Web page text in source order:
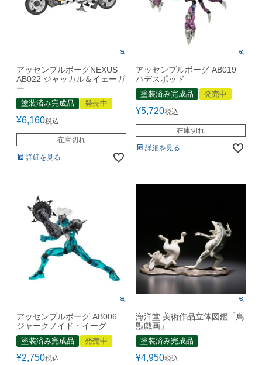
アッセンブルボーグNEXUS
AB022 ジャッカル＆イェーガ
ー
塗装済み完成品 発売中
¥6,160税込
在庫切れ
詳細を見る
アッセンブルボーグ AB019
ハデスポッド
塗装済み完成品 発売中
¥5,720税込
在庫切れ
詳細を見る
アッセンブルボーグ AB006
ジャークノイド・イーグ
塗装済み完成品 発売中
¥2,750税込
海洋堂 美術作品立体図鑑「鳥
獣戯画」
塗装済み完成品
¥4,950税込